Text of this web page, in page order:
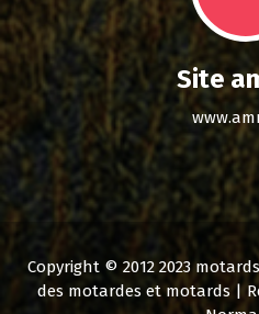
Site
Copyright © 2012 2023
des motardes et motards |